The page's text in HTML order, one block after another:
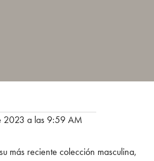
2023 a las 9:59 AM
más reciente colección masculina,